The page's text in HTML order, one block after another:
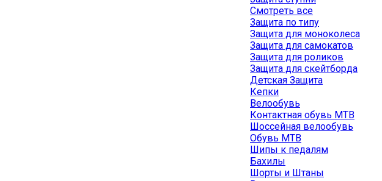
Смотреть все
Защита по типу
Защита для моноколеса
Защита для самокатов
Защита для роликов
Защита для скейтборда
Детская Защита
Кепки
Велообувь
Контактная обувь MTB
Шоссейная велообувь
Обувь MTB
Шипы к педалям
Бахилы
Шорты и Штаны